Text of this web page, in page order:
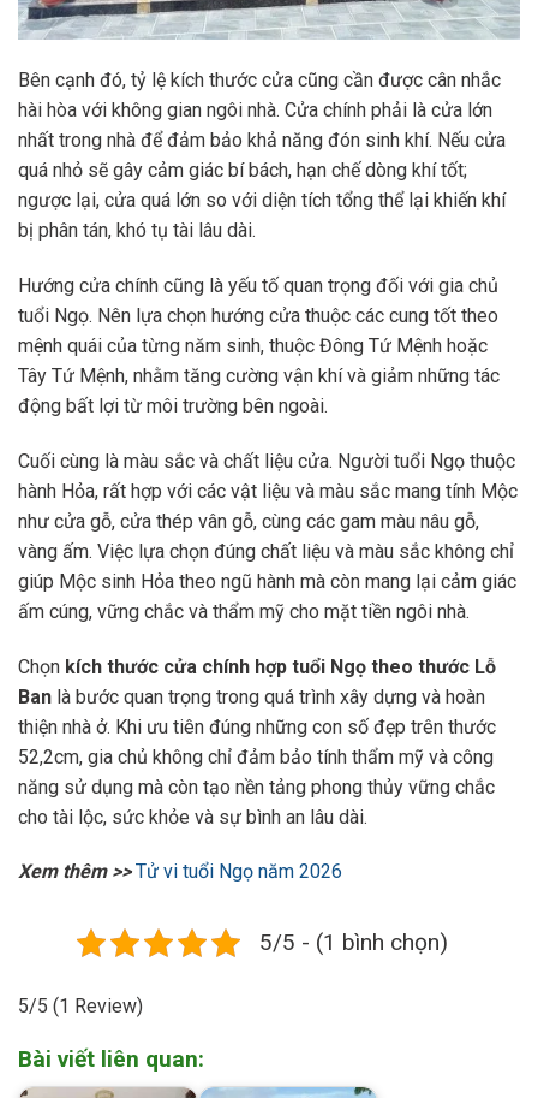
Bên cạnh đó, tỷ lệ kích thước cửa cũng cần được cân nhắc
hài hòa với không gian ngôi nhà. Cửa chính phải là cửa lớn
nhất trong nhà để đảm bảo khả năng đón sinh khí. Nếu cửa
quá nhỏ sẽ gây cảm giác bí bách, hạn chế dòng khí tốt;
ngược lại, cửa quá lớn so với diện tích tổng thể lại khiến khí
bị phân tán, khó tụ tài lâu dài.
Hướng cửa chính cũng là yếu tố quan trọng đối với gia chủ
tuổi Ngọ. Nên lựa chọn hướng cửa thuộc các cung tốt theo
mệnh quái của từng năm sinh, thuộc Đông Tứ Mệnh hoặc
Tây Tứ Mệnh, nhằm tăng cường vận khí và giảm những tác
động bất lợi từ môi trường bên ngoài.
Cuối cùng là màu sắc và chất liệu cửa. Người tuổi Ngọ thuộc
hành Hỏa, rất hợp với các vật liệu và màu sắc mang tính Mộc
như cửa gỗ, cửa thép vân gỗ, cùng các gam màu nâu gỗ,
vàng ấm. Việc lựa chọn đúng chất liệu và màu sắc không chỉ
giúp Mộc sinh Hỏa theo ngũ hành mà còn mang lại cảm giác
ấm cúng, vững chắc và thẩm mỹ cho mặt tiền ngôi nhà.
Chọn kích thước cửa chính hợp tuổi Ngọ theo thước Lỗ
Ban là bước quan trọng trong quá trình xây dựng và hoàn
thiện nhà ở. Khi ưu tiên đúng những con số đẹp trên thước
52,2cm, gia chủ không chỉ đảm bảo tính thẩm mỹ và công
năng sử dụng mà còn tạo nền tảng phong thủy vững chắc
cho tài lộc, sức khỏe và sự bình an lâu dài.
Xem thêm >>Tử vi tuổi Ngọ năm 2026
5/5 - (1 bình chọn)
5/5 (1 Review)
Bài viết liên quan: